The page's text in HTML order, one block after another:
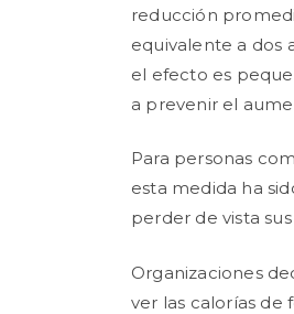
reducción
equivalente a dos
el efecto es
a prevenir el
Para personas
esta medida ha
perder de vista
Organizaciones
ver las calorías de